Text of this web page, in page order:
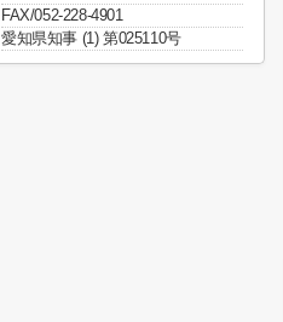
FAX/052-228-4901
愛知県知事 (1) 第025110号